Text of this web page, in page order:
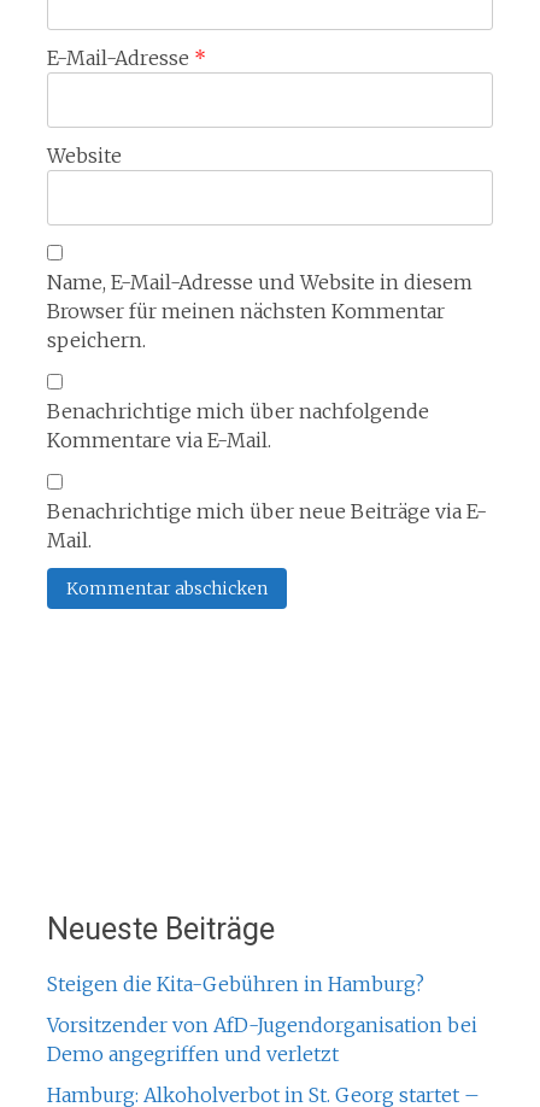
E-Mail-Adresse *
Website
Name, E-Mail-Adresse und Website in diesem
Browser für meinen nächsten Kommentar
speichern.
Benachrichtige mich über nachfolgende
Kommentare via E-Mail.
Benachrichtige mich über neue Beiträge via E-
Mail.
Neueste Beiträge
Steigen die Kita-Gebühren in Hamburg?
Vorsitzender von AfD-Jugendorganisation bei
Demo angegriffen und verletzt
Hamburg: Alkoholverbot in St. Georg startet –